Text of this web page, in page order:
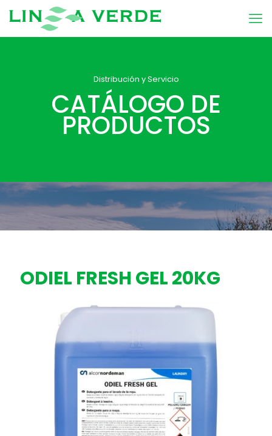
Distribución y Servicio
CATÁLOGO DE
PRODUCTOS
ODIEL FRESH GEL 20KG